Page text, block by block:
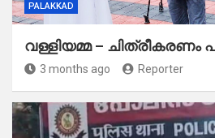
PALAKKAD
വള്ളിയമ്മ – ചിത്രീകരണം
3 months ago Reporter